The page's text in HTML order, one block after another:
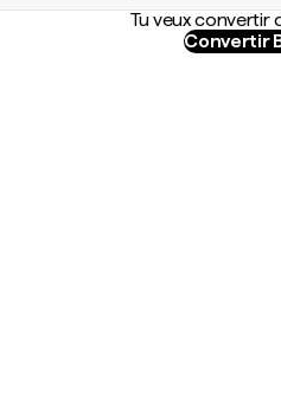
Tu veux convertir
Convertir